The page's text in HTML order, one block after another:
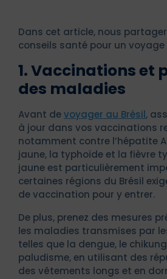
Dans cet article, nous
conseils santé pour un voyage
1. Vaccinations et
des maladies
Avant devoyager au Brésil,
à jour dans vos vaccinations
notamment contre l’hépatite A
jaune, la typhoïde et la fièvre
jaune est particulièrement
certaines régions du Brésil
de vaccination pour y entrer.
De plus, prenez des mesures
les maladies transmises par
telles que la dengue, le
paludisme, en utilisant des
des vêtements longs et en